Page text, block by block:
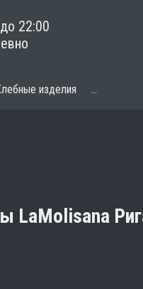
22:00
изделия ...
LaMolisana